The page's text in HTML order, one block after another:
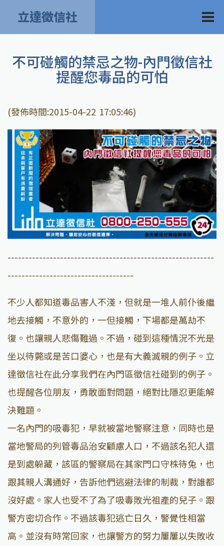
立達徵信社
不可碰觸的禁忌之物-內門徵信社
提醒您毒品的可怕
(發佈時間:2015-04-22 17:05:46)
-----------------------------------------------------------
------------------------------------
不少人都知道毒品害人不淺，但就是一堆人前仆後繼
地去接觸，不意外的，一但接觸，下場都是萬劫不
復。也讓親人悲傷難過。不過，碰到這種情況不光是
坐以待斃或是苦口婆心，也是有大義滅親的例子。立
達徵信社在此分享我們在內門區徵信社碰到的例子。
也提醒各位朋友，勇敢面對問題，絕對比隱忍更能解
決難題。
一名內門的吸毒犯，早就被當地警察注意，同時也是
當地警局的列管毒品治安顧慮人口，不過該名犯人還
是到處躲藏，該區的警察局在其家門口守株待兔，也
跟其親人溝通好，告訴他們逃避法律的制裁，對誰都
沒好處。家人也受不了為了吸毒敗光祖產的兒子。跟
警方密切合作。不過該毒犯逃亡日久，警覺性相當
高。並沒有時常回家，也讓警方的努力屢屢以失敗收